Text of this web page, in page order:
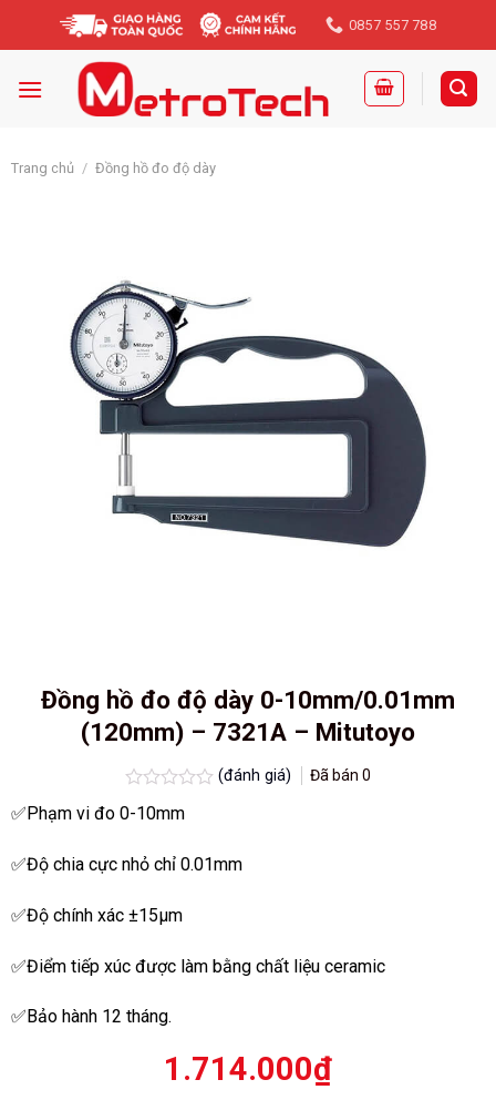
0857 557 788
Trang chủ / Đồng hồ đo độ dày
Đồng hồ đo độ dày 0-10mm/0.01mm
(120mm) – 7321A – Mitutoyo
Được
xếp
0.0
5
(đánh giá) Đã bán0
✅Phạm vi đo 0-10mm
✅Độ chia cực nhỏ chỉ 0.01mm
✅Độ chính xác ±15µm
✅Điểm tiếp xúc được làm bằng chất liệu ceramic
✅Bảo hành 12 tháng.
1.714.000₫